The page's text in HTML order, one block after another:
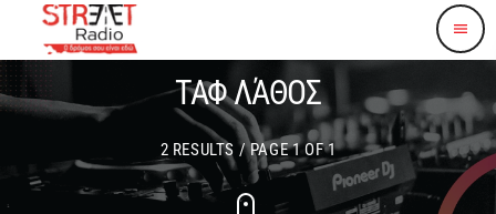
menu
ΤΑΦ ΛΆΘΟΣ
2 RESULTS / PAGE 1 OF 1